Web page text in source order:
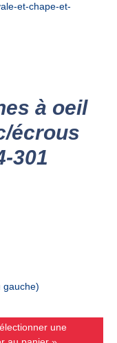
et-chape-et-
à oeil
écrous
301
gauche)
une